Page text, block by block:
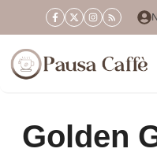
al
contenuto
Golden